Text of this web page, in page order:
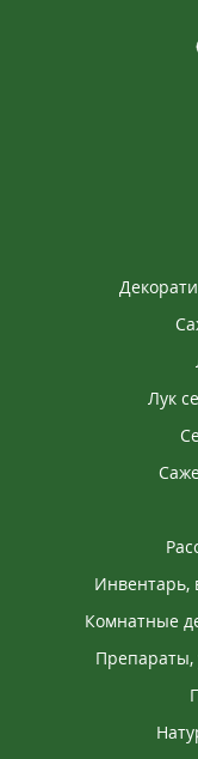
Лук
Инвентарь,
Комнатные
Препараты,